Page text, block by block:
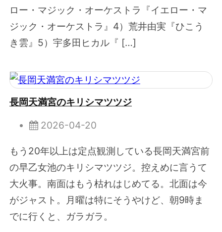
ロー・マジック・オーケストラ『イエロー・マ
ジック・オーケストラ』4）荒井由実『ひこう
き雲』5）宇多田ヒカル『 […]
長岡天満宮のキリシマツツジ
2026-04-20
もう20年以上は定点観測している長岡天満宮前
の早乙女池のキリシマツツジ。控えめに言うて
大火事。南面はもう枯れはじめてる。北面は今
がジャスト。月曜は特にそうやけど、朝9時ま
でに行くと、ガラガラ。